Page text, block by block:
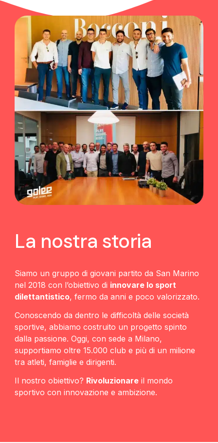
La nostra storia
Siamo un gruppo di giovani partito da San Marino
nel 2018 con l’obiettivo di innovare lo sport
dilettantistico, fermo da anni e poco valorizzato.
Conoscendo da dentro le difficoltà delle società
sportive, abbiamo costruito un progetto spinto
dalla passione. Oggi, con sede a Milano,
supportiamo oltre 15.000 club e più di un milione
tra atleti, famiglie e dirigenti.
Il nostro obiettivo? Rivoluzionare il mondo
sportivo con innovazione e ambizione.